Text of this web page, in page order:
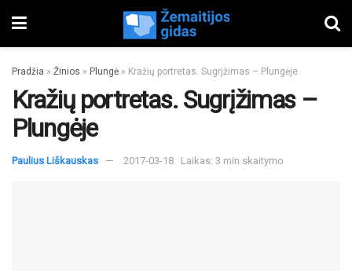
Pradžia » Žinios » Plungė » Kražių portretas. Sugrįžimas – Plungėje
Kražių portretas. Sugrįžimas –
Plungėje
Paulius Liškauskas 2017-03-18 Laikas: 3 min skaitymo